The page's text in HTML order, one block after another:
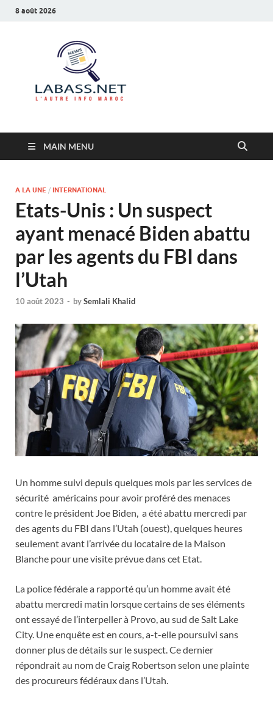
8 août 2026
MAIN MENU
A LA UNE / INTERNATIONAL
Etats-Unis : Un suspect
ayant menacé Biden abattu
par les agents du FBI dans
l’Utah
10 août 2023 - bySemlali Khalid
Un homme suivi depuis quelques mois par les services de
sécurité américains pour avoir proféré des menaces
contre le président Joe Biden, a été abattu mercredi par
des agents du FBI dans l’Utah (ouest), quelques heures
seulement avant l’arrivée du locataire de la Maison
Blanche pour une visite prévue dans cet Etat.
La police fédérale a rapporté qu’un homme avait été
abattu mercredi matin lorsque certains de ses éléments
ont essayé de l’interpeller à Provo, au sud de Salt Lake
City. Une enquête est en cours, a-t-elle poursuivi sans
donner plus de détails sur le suspect. Ce dernier
répondrait au nom de Craig Robertson selon une plainte
des procureurs fédéraux dans l’Utah.